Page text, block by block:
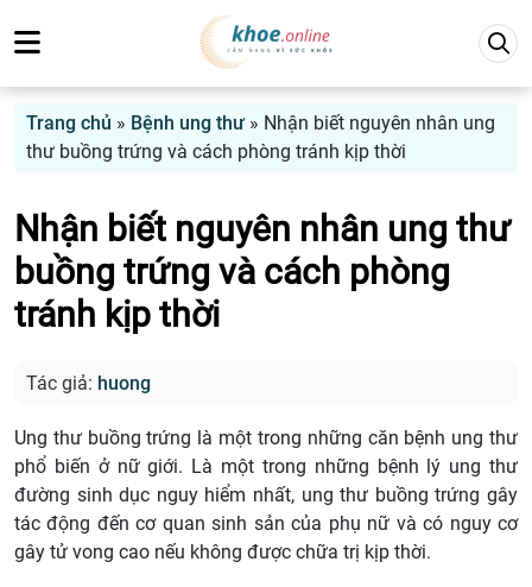
Trang chủ » Bệnh ung thư» Nhận biết nguyên nhân ung
thư buồng trứng và cách phòng tránh kịp thời
Nhận biết nguyên nhân ung thư
buồng trứng và cách phòng
tránh kịp thời
Tác giả: huong
Ung thư buồng trứng là một trong những căn bệnh ung thư
phổ biến ở nữ giới. Là một trong những bệnh lý ung thư
đường sinh dục nguy hiểm nhất, ung thư buồng trứng gây
tác động đến cơ quan sinh sản của phụ nữ và có nguy cơ
gây tử vong cao nếu không được chữa trị kịp thời.